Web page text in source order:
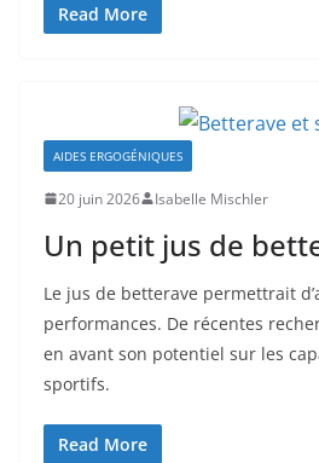
Read More
AIDES ERGOGÉNIQUES
20 juin 2026 Isabelle Mischler
Un petit jus de
Le jus de betterave permettrait
performances. De récentes
en avant son potentiel sur les
sportifs.
Read More